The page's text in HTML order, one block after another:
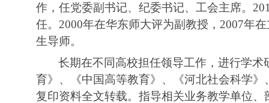
作，任党委副书记、纪委书记、工会主席。 2
任。 2000年在华东师大评为副教授 ， 2007年
生导师。
长期在不同高校担任领导工作，进行学术
育》、《中国高等教育》、《河北社会科学
复印资料全文转载。指导相关业务教学单位